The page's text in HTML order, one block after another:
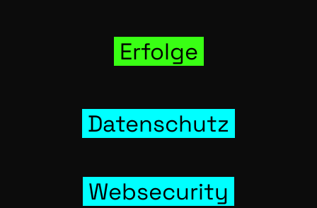
Erfol­ge
Daten­schutz
Web­se­cu­ri­ty